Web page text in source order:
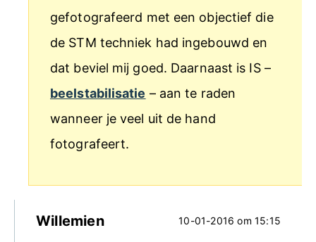
gefotografeerd met een objectief die
de STM techniek had ingebouwd en
dat beviel mij goed. Daarnaast is IS –
beelstabilisatie – aan te raden
wanneer je veel uit de hand
fotografeert.
Willemien 10-01-2016 om 15:15